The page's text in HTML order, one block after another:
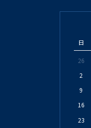
日
26
2
9
16
23